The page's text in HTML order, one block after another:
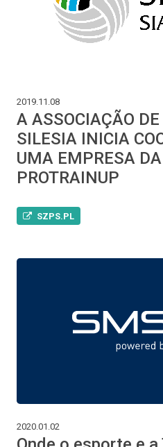
2019.11.08
A ASSOCIAÇÃO
SILESIA INICIA
UMA EMPRESA
PROTRAINUP
SZPS.PL
2020.01.02